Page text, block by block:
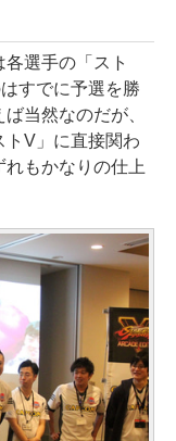
選手の「スト
すでに予選を勝
当然なのだが、
トV」に直接関わ
もかなりの仕上